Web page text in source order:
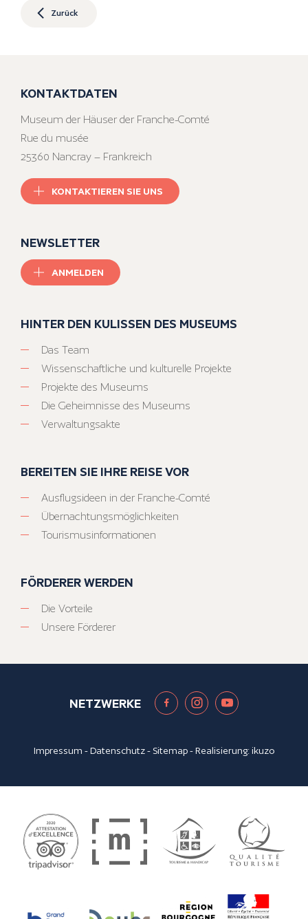
Zurück
KONTAKTDATEN
Museum der Häuser der Franche-Comté
Rue du musée
25360 Nancray – Frankreich
KONTAKTIEREN SIE UNS
NEWSLETTER
ANMELDEN
HINTER DEN KULISSEN DES MUSEUMS
Das Team
Wissenschaftliche und kulturelle Projekte
Projekte des Museums
Die Geheimnisse des Museums
Verwaltungsakte
BEREITEN SIE IHRE REISE VOR
Ausflugsideen in der Franche-Comté
Übernachtungsmöglichkeiten
Tourismusinformationen
FÖRDERER WERDEN
Die Vorteile
Unsere Förderer
NETZWERKE
Impressum -Datenschutz- Sitemap- Realisierung:ikuzo